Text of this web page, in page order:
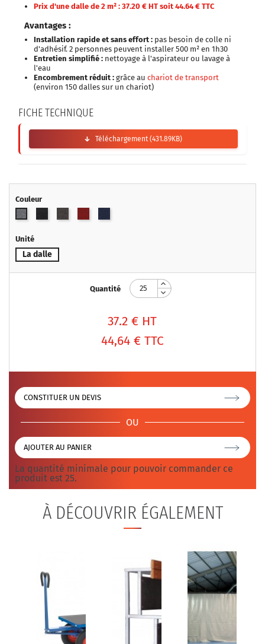
Prix d'une dalle de 2 m² : 37.20 € HT soit 44.64 € TTC
Avantages :
Installation rapide et sans effort : pas besoin de colle ni
d'adhésif. 2 personnes peuvent installer 500 m² en 1h30
Entretien simplifié : nettoyage à l'aspirateur ou lavage à
l'eau
Encombrement réduit : grâce au chariot de transport
(environ 150 dalles sur un chariot)
FICHE TECHNIQUE
Téléchargement (431.89KB)
Couleur
clair anthracite
Brun
foncénuit
Unité
La dalle
Quantité
37.2 € HT
44,64 € TTC
CONSTITUER UN DEVIS
OU
AJOUTER AU PANIER
La quantité minimale pour pouvoir commander ce
produit est 25.
À DÉCOUVRIR ÉGALEMENT